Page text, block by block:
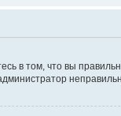
в том, что вы